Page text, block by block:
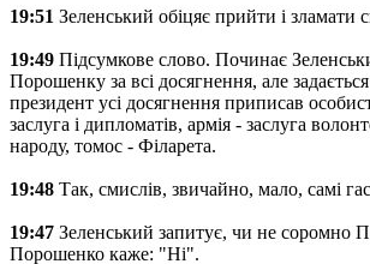
19:51 Зеленський обіцяє прийти і зламати
19:49 Підсумкове слово. Починає
Порошенку за всі досягнення, але
президент усі досягнення приписав
заслуга і дипломатів, армія - заслуга
народу, томос - Філарета.
19:48 Так, смислів, звичайно, мало, самі
19:47 Зеленський запитує, чи не соромно
Порошенко каже: "Ні".